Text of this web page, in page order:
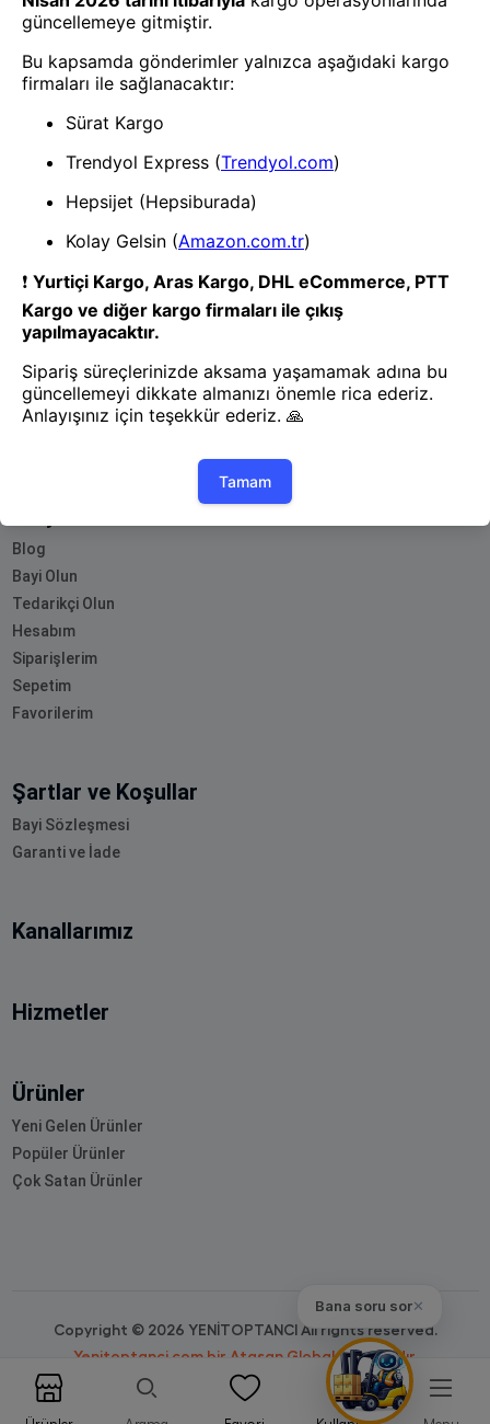
Bana soru sor✕
daha etkili ve verimli bir şekilde
yönetin!
Uygulamayı İndir Uygulamayı İndir
Hakkımızda
Akademi
Yete Import
Yete Cargo
Blog
Bayi Olun
Tedarikçi Olun
Hesabım
Siparişlerim
Sepetim
Favorilerim
Şartlar ve Koşullar
Bayi Sözleşmesi
Garanti ve İade
Kanallarımız
Hizmetler
Ürünler
Yeni Gelen Ürünler
Popüler Ürünler
Çok Satan Ürünler
Copyright © 2026 YENİTOPTANCI All rights reserved.
Yenitoptanci.com bir Atasan Global markasıdır.